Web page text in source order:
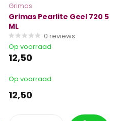
Grimas
Grimas Pearlite Geel 720 5
ML
0 reviews
Op voorraad
12,50
Op voorraad
12,50